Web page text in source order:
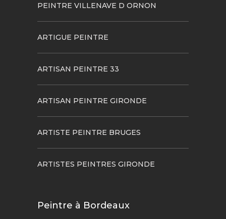
PEINTRE VILLENAVE D ORNON
ARTIGUE PEINTRE
ARTISAN PEINTRE 33
ARTISAN PEINTRE GIRONDE
ARTISTE PEINTRE BRUGES
ARTISTES PEINTRES GIRONDE
Peintre à Bordeaux